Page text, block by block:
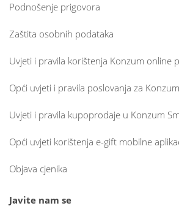
Podnošenje prigovora
Zaštita osobnih podataka
Uvjeti i pravila korištenja Konzum online
Opći uvjeti i pravila poslovanja za
Uvjeti i pravila kupoprodaje u Konzum
Opći uvjeti korištenja e-gift mobilne
Objava cjenika
Javite nam se